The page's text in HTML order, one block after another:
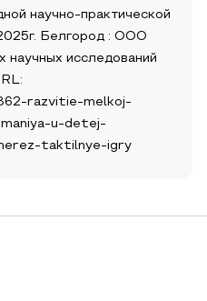
научно-практической
Белгород : ООО
научных исследований
razvitie-melkoj-
u-detej-
taktilnye-igry